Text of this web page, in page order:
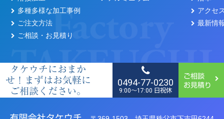
多種多様な加工事例
ご注文方法
ご相談・お見積り
アクセ
最新情
タケウチにおまか
せ！まずはお気軽に
ご相談ください。
0494-77-0230
9:00〜17:00 日祝休
ご相談
お見積り